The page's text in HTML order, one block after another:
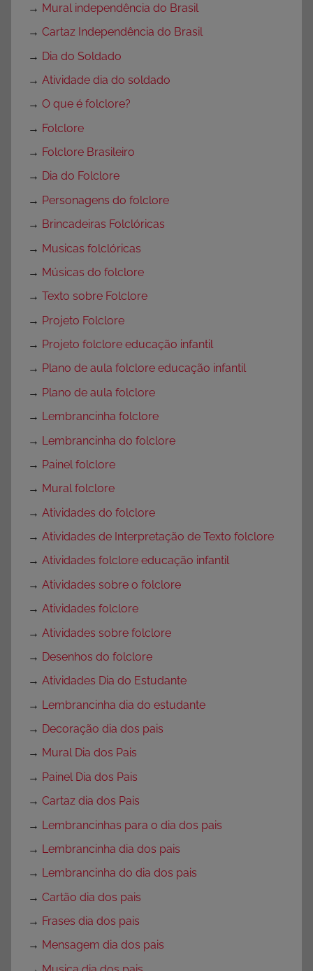
→ Mural independência do Brasil
→ Cartaz Independência do Brasil
→ Dia do Soldado
→ Atividade dia do soldado
→ O que é folclore?
→ Folclore
→ Folclore Brasileiro
→ Dia do Folclore
→ Personagens do folclore
→ Brincadeiras Folclóricas
→ Musicas folclóricas
→ Músicas do folclore
→ Texto sobre Folclore
→ Projeto Folclore
→ Projeto folclore educação infantil
→ Plano de aula folclore educação infantil
→ Plano de aula folclore
→ Lembrancinha folclore
→ Lembrancinha do folclore
→ Painel folclore
→ Mural folclore
→ Atividades do folclore
→ Atividades de Interpretação de Texto folclore
→ Atividades folclore educação infantil
→ Atividades sobre o folclore
→ Atividades folclore
→ Atividades sobre folclore
→ Desenhos do folclore
→ Atividades Dia do Estudante
→ Lembrancinha dia do estudante
→ Decoração dia dos pais
→ Mural Dia dos Pais
→ Painel Dia dos Pais
→ Cartaz dia dos Pais
→ Lembrancinhas para o dia dos pais
→ Lembrancinha dia dos pais
→ Lembrancinha do dia dos pais
→ Cartão dia dos pais
→ Frases dia dos pais
→ Mensagem dia dos pais